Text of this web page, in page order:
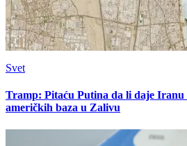
Svet
Tramp: Pitaću Putina da li daje Iranu
američkih baza u Zalivu